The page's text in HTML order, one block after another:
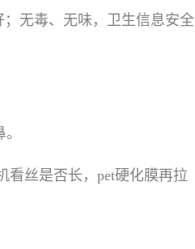
无毒、无味，卫生信息安全
看丝是否长，pet硬化膜再拉